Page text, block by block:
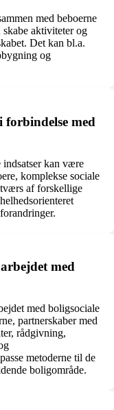
med beboerne
aktiviteter og
Det kan bl.a.
og
med
kan være
komplekse sociale
af forskellige
med
med boligsociale
partnerskaber med
rådgivning,
metoderne til de
boligområde.